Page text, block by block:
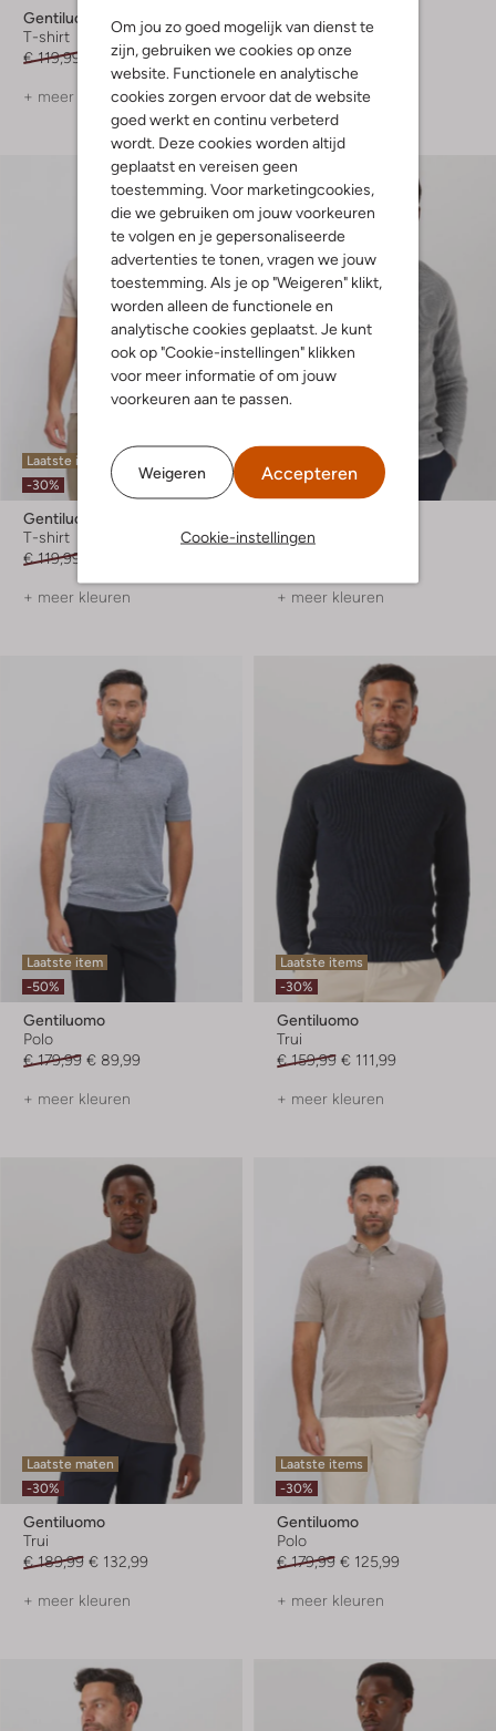
Om jou zo goed mogelijk van dienst te
zijn, gebruiken we cookies op onze
website. Functionele en analytische
cookies zorgen ervoor dat de website
goed werkt en continu verbeterd
wordt. Deze cookies worden altijd
geplaatst en vereisen geen
toestemming. Voor marketingcookies,
die we gebruiken om jouw voorkeuren
te volgen en je gepersonaliseerde
advertenties te tonen, vragen we jouw
toestemming. Als je op "Weigeren" klikt,
worden alleen de functionele en
analytische cookies geplaatst. Je kunt
ook op "Cookie-instellingen" klikken
voor meer informatie of om jouw
voorkeuren aan te passen.
Weigeren Accepteren
Cookie-instellingen
Gentiluomo
T-shirt
€ 119,99
€ 71,99
+ meer kleuren
Gentiluomo
Polo
€ 149,99 € 104,99
+ meer kleuren
Laatste items
-30%
Gentiluomo
T-shirt
€ 119,99
+ meer kleuren
-40%
Trui
+ meer kleuren
Laatste item
-50%
Gentiluomo
Polo
€ 179,99 € 89,99
+ meer kleuren
Laatste items
-30%
Gentiluomo
Trui
€ 159,99 € 111,99
+ meer kleuren
Laatste maten
-30%
Gentiluomo
Trui
€ 189,99 € 132,99
+ meer kleuren
Laatste items
-30%
Gentiluomo
Polo
€ 179,99 € 125,99
+ meer kleuren